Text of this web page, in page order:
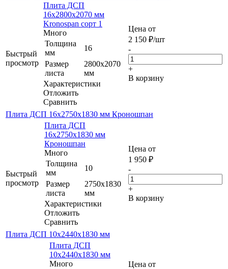
Быстрый
просмотр
Плита ДСП
16x2800x2070 мм
Kronospan сорт 1
Много
Толщина
мм
16
Размер
листа
2800x2070
мм
Характеристики
Отложить
Сравнить
Цена от
2 150 ₽/шт
-
+
В корзину
Плита ДСП 16х2750х1830 мм Кроношпан
Быстрый
просмотр
Плита ДСП
16х2750х1830 мм
Кроношпан
Много
Толщина
мм
10
Размер
листа
2750х1830
мм
Характеристики
Отложить
Сравнить
Цена от
1 950 ₽
-
+
В корзину
Плита ДСП 10х2440х1830 мм
Плита ДСП
10х2440х1830 мм
Много
Цена от